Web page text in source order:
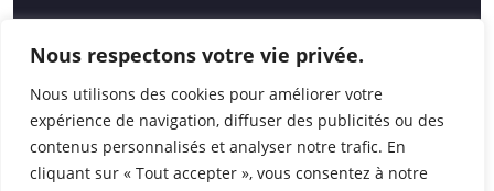
Nous respectons votre vie privée.
Nous utilisons des cookies pour améliorer votre
expérience de navigation, diffuser des publicités ou des
contenus personnalisés et analyser notre trafic. En
cliquant sur « Tout accepter », vous consentez à notre
Nouvelle
14 avenue Spinoza 94200 Ivry Sur Seine
01 46 72 53 17 – gfen@gfen.asso.fr